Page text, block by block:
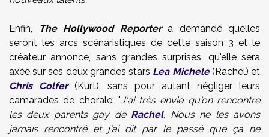
Enfin, The Hollywood Reporter a demandé quelles
seront les arcs scénaristiques de cette saison 3 et le
créateur annonce, sans grandes surprises, qu'elle sera
axée sur ses deux grandes stars Lea Michele(Rachel) et
Chris Colfer(Kurt), sans pour autant négliger leurs
camarades de chorale: "J'ai très envie qu'on rencontre
les deux parents gay de Rachel. Nous ne les avons
jamais rencontré et j'ai dit par le passé que ça ne